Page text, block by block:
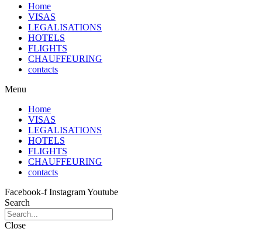
Home
VISAS
LEGALISATIONS
HOTELS
FLIGHTS
CHAUFFEURING
contacts
Menu
Home
VISAS
LEGALISATIONS
HOTELS
FLIGHTS
CHAUFFEURING
contacts
Facebook-f InstagramYoutube
Search
Close